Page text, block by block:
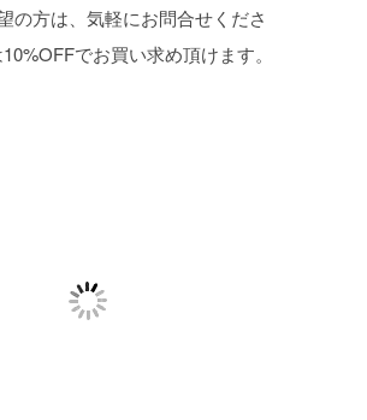
の方は、気軽にお問合せくださ
でお買い求め頂けます。